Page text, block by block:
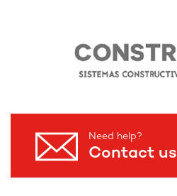
Need help?
Contact us